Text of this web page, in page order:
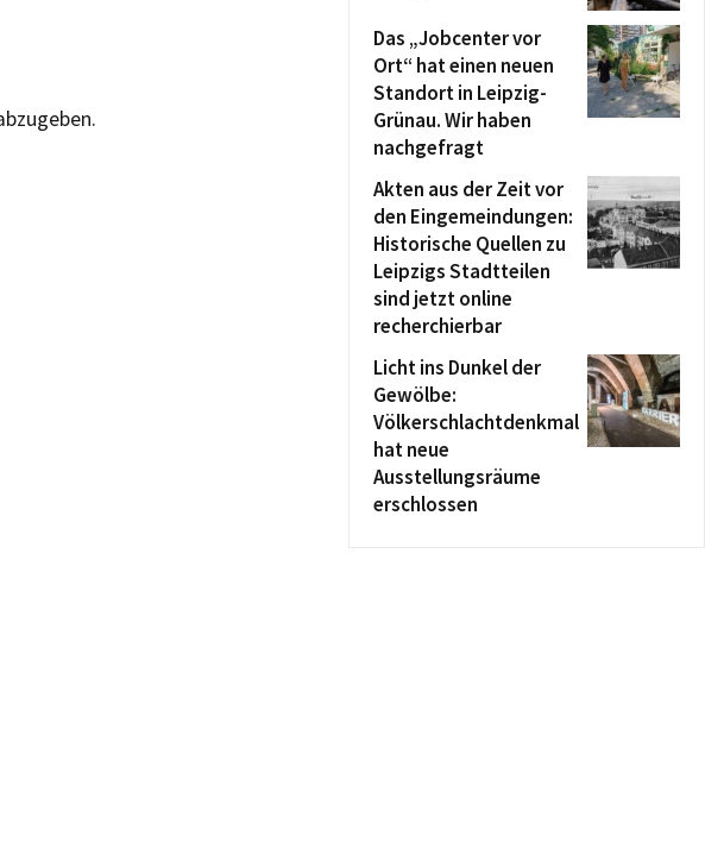
Das „Jobcenter vor
Ort“ hat einen neuen
Standort in Leipzig-
Grünau. Wir haben
nachgefragt
Akten aus der Zeit vor
den Eingemeindungen:
Historische Quellen zu
Leipzigs Stadtteilen
sind jetzt online
recherchierbar
Licht ins Dunkel der
Gewölbe:
Völkerschlachtdenkmal
hat neue
Ausstellungsräume
erschlossen